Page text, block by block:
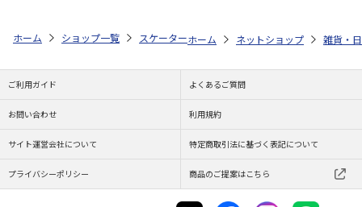
ホーム ショップ一覧 スケーター ワンタッチシール密閉保存容器
ホーム ネットショップ 雑貨・
ご利用ガイド よくあるご質問
お問い合わせ 利用規約
サイト運営会社について 特定商取引法に基づく表記について
プライバシーポリシー 商品のご提案はこちら